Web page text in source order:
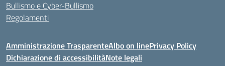
Bullismo e Cyber-Bullismo
Regolamenti
Amministrazione TrasparenteAlbo on linePrivacy Policy
Dichiarazione di accessibilitàNote legali